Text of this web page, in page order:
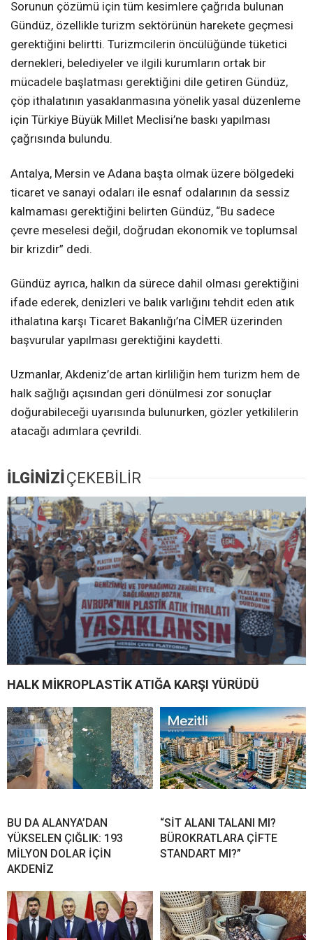
Sorunun çözümü için tüm kesimlere çağrıda bulunan
Gündüz, özellikle turizm sektörünün harekete geçmesi
gerektiğini belirtti. Turizmcilerin öncülüğünde tüketici
dernekleri, belediyeler ve ilgili kurumların ortak bir
mücadele başlatması gerektiğini dile getiren Gündüz,
çöp ithalatının yasaklanmasına yönelik yasal düzenleme
için Türkiye Büyük Millet Meclisi’ne baskı yapılması
çağrısında bulundu.
Antalya, Mersin ve Adana başta olmak üzere bölgedeki
ticaret ve sanayi odaları ile esnaf odalarının da sessiz
kalmaması gerektiğini belirten Gündüz, “Bu sadece
çevre meselesi değil, doğrudan ekonomik ve toplumsal
bir krizdir” dedi.
Gündüz ayrıca, halkın da sürece dahil olması gerektiğini
ifade ederek, denizleri ve balık varlığını tehdit eden atık
ithalatına karşı Ticaret Bakanlığı’na CİMER üzerinden
başvurular yapılması gerektiğini kaydetti.
Uzmanlar, Akdeniz’de artan kirliliğin hem turizm hem de
halk sağlığı açısından geri dönülmesi zor sonuçlar
doğurabileceği uyarısında bulunurken, gözler yetkililerin
atacağı adımlara çevrildi.
İLGİNİZİÇEKEBİLİR
HALK MİKROPLASTİK ATIĞA KARŞI YÜRÜDÜ
BU DA ALANYA’DAN
YÜKSELEN ÇIĞLIK: 193
MİLYON DOLAR İÇİN
AKDENİZ
“SİT ALANI TALANI MI?
BÜROKRATLARA ÇİFTE
STANDART MI?”